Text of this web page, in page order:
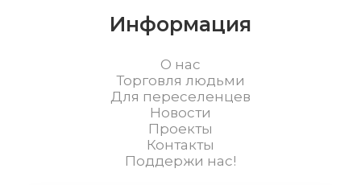
Информация
О нас
Торговля людьми
Для переселенцев
Новости
Проекты
Контакты
Поддержи нас!